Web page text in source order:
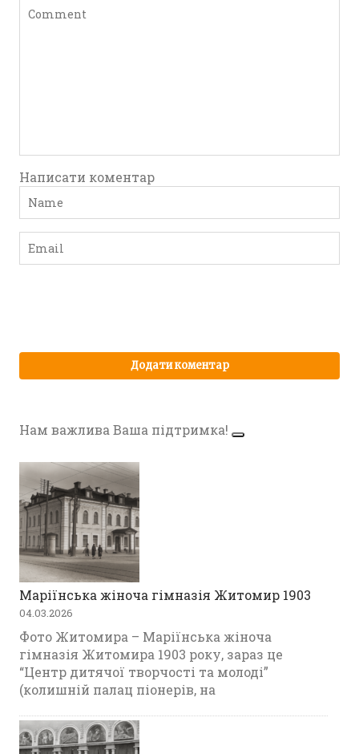
Написати коментар
Нам важлива Ваша підтримка!
Маріїнська жіноча гімназія Житомир 1903
04.03.2026
Фото Житомира – Маріїнська жіноча
гімназія Житомира 1903 року, зараз це
“Центр дитячої творчості та молоді”
(колишній палац піонерів, на